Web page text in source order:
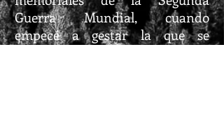
Guerra Mundial, cuando
empecé a gestar la que se